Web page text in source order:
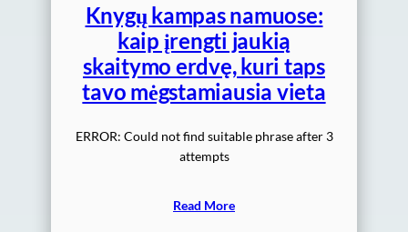
Knygų kampas namuose:
kaip įrengti jaukią
skaitymo erdvę, kuri taps
tavo mėgstamiausia vieta
ERROR: Could not find suitable phrase after 3
attempts
Read More